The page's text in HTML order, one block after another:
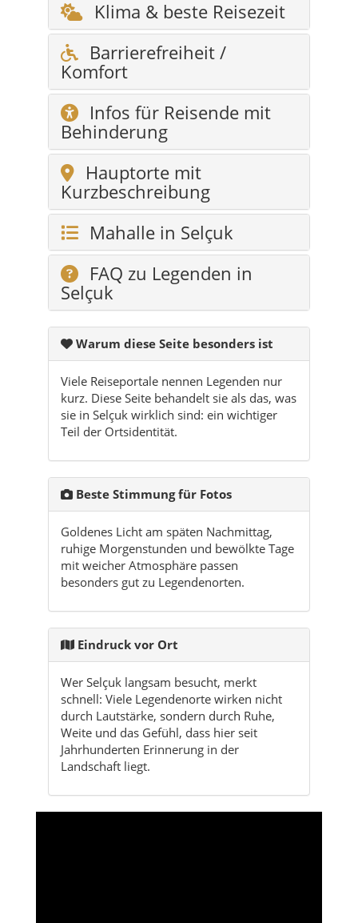
Infos für Reisende mit
Behinderung
Hauptorte mit
Kurzbeschreibung
Mahalle in Selçuk
FAQ zu Legenden in
Selçuk
Warum diese Seite besonders ist
Viele Reiseportale nennen Legenden nur
kurz. Diese Seite behandelt sie als das, was
sie in Selçuk wirklich sind: ein wichtiger
Teil der Ortsidentität.
Beste Stimmung für Fotos
ruhige Morgenstunden und bewölkte Tage
mit weicher Atmosphäre passen
besonders gut zu Legendenorten.
Eindruck vor Ort
schnell: Viele Legendenorte wirken nicht
durch Lautstärke, sondern durch Ruhe,
Weite und das Gefühl, dass hier seit
Jahrhunderten Erinnerung in der
Landschaft liegt.